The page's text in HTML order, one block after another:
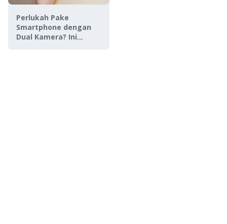
Perlukah Pake
Smartphone dengan
Dual Kamera? Ini